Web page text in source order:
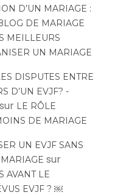
D’UN MARIAGE :
DE MARIAGE
MEILLEURS
UN MARIAGE
DISPUTES ENTRE
D’UN EVJF? -
sur LE RÔLE
DE MARIAGE
UN EVJF SANS
sur
AVANT LE
EVJF ? ￼